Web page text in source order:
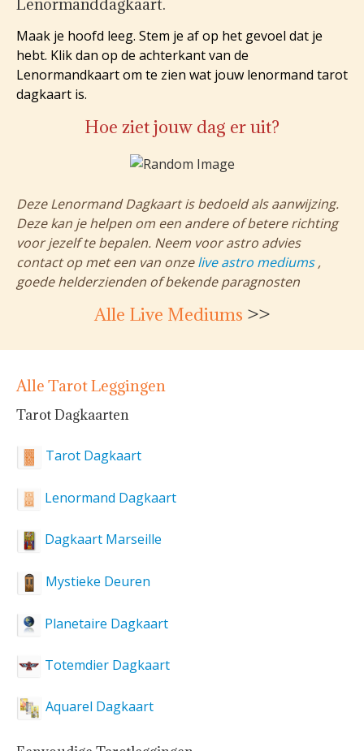
Maak je hoofd leeg. Stem je af op het gevoel dat je
hebt. Klik dan op de achterkant van de
Lenormandkaart om te zien wat jouw lenormand tarot
dagkaart is.
Hoe ziet jouw dag er uit?
Deze Lenormand Dagkaart is bedoeld als aanwijzing.
Deze kan je helpen om een andere of betere richting
voor jezelf te bepalen. Neem voor astro advies
contact op met een van onzelive astro mediums,
goede helderzienden of bekende paragnosten
Alle Live Mediums >>
Alle Tarot Leggingen
Tarot Dagkaarten
Tarot Dagkaart
Lenormand Dagkaart
Dagkaart Marseille
Mystieke Deuren
Planetaire Dagkaart
Totemdier Dagkaart
Aquarel Dagkaart